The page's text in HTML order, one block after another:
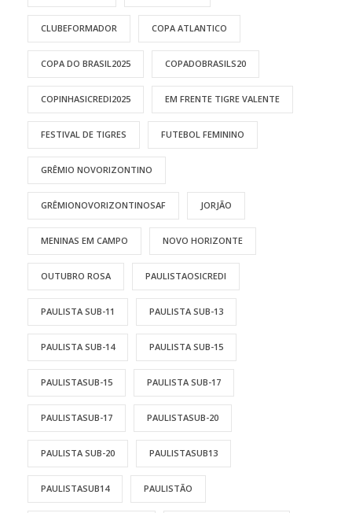
CLUBEFORMADOR COPA ATLANTICO
COPA DO BRASIL2025 COPADOBRASILS20
COPINHASICREDI2025 EM FRENTE TIGRE VALENTE
FESTIVAL DE TIGRES FUTEBOL FEMININO
GRÊMIO NOVORIZONTINO
GRÊMIONOVORIZONTINOSAF JORJÃO
MENINAS EM CAMPO NOVO HORIZONTE
OUTUBRO ROSA PAULISTAOSICREDI
PAULISTA SUB-11 PAULISTA SUB-13
PAULISTA SUB-14 PAULISTA SUB-15
PAULISTASUB-15 PAULISTA SUB-17
PAULISTASUB-17 PAULISTASUB-20
PAULISTA SUB-20 PAULISTASUB13
PAULISTASUB14 PAULISTÃO